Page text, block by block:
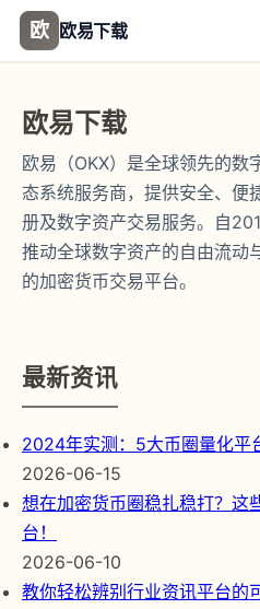
欧 欧易下载
欧易下载
欧易（OKX）是全球领先的数
态系统服务商，提供安全、便
册及数字资产交易服务。自
推动全球数字资产的自由流动
的加密货币交易平台。
最新资讯
2024年实测：5大币圈量化平
2026-06-15
想在加密货币圈稳扎稳打？这
台！
2026-06-10
教你轻松辨别行业资讯平台的